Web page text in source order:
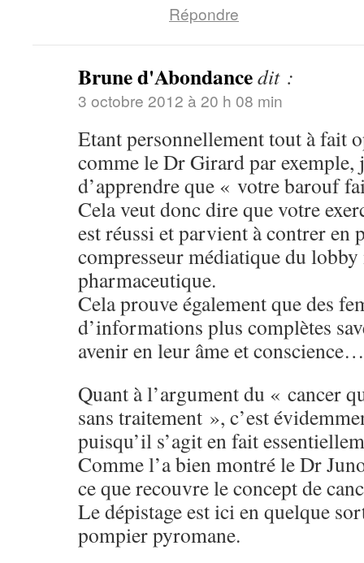
Répondre
Brune d'Abondancedit :
3 octobre 2012 à 20 h 08 min
Etant personnellement tout à fait
comme le Dr Girard par exemple,
d’apprendre que « votre barouf
Cela veut donc dire que votre
est réussi et parvient à contrer en
compresseur médiatique du
pharmaceutique.
Cela prouve également que des
d’informations plus complètes
avenir en leur âme et conscience…
Quant à l’argument du « cancer
sans traitement », c’est
puisqu’il s’agit en fait
Comme l’a bien montré le Dr
ce que recouvre le concept de
Le dépistage est ici en quelque
pompier pyromane.